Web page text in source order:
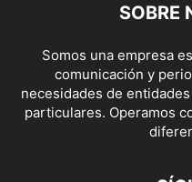
SOBRE
Somos una empresa
comunicación y
necesidades de
particulares. Operamos